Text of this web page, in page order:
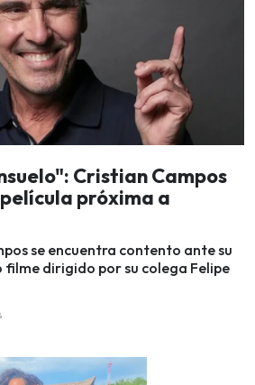
Cristian Campos
próxima a
se encuentra contento ante su
filme dirigido por su colega Felipe